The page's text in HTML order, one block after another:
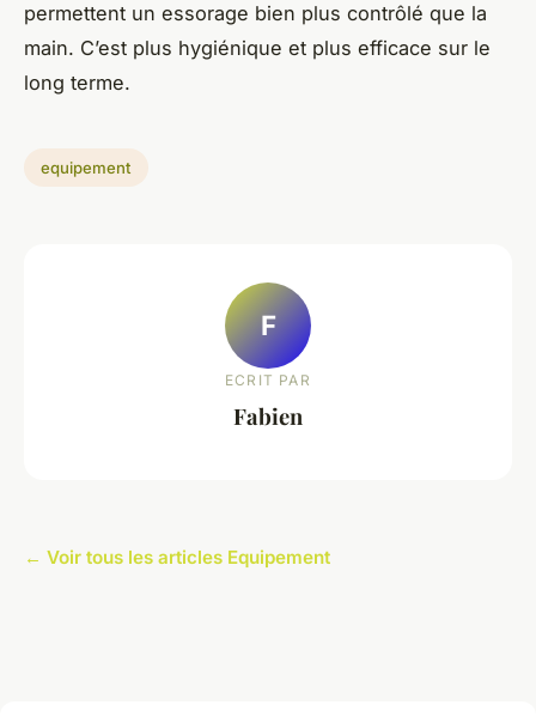
permettent un essorage bien plus contrôlé que la
main. C’est plus hygiénique et plus efficace sur le
long terme.
equipement
F
ECRIT PAR
Fabien
← Voir tous les articles Equipement